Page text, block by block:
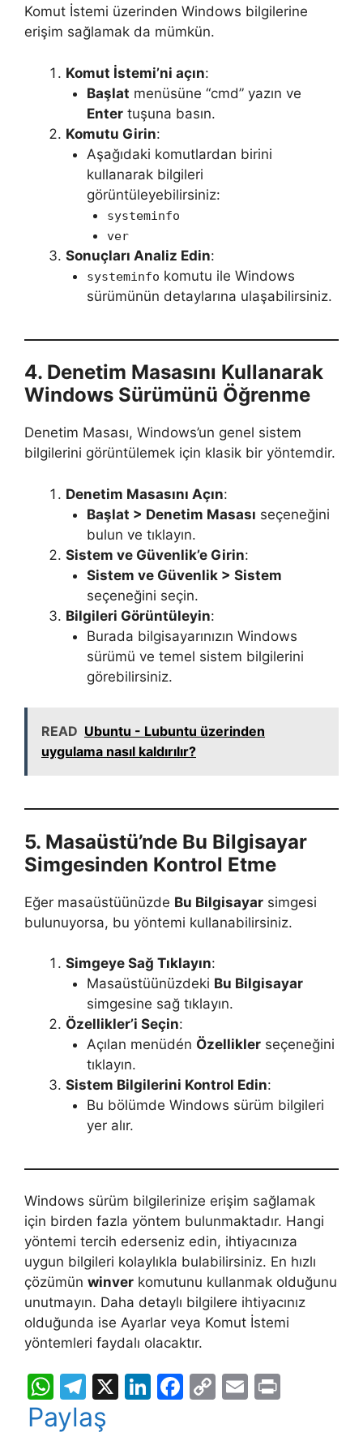
Komut İstemi üzerinden Windows bilgilerine
erişim sağlamak da mümkün.
Komut İstemi’ni açın:
Başlat menüsüne “cmd” yazın ve
Entertuşuna basın.
Komutu Girin:
Aşağıdaki komutlardan birini
kullanarak bilgileri
görüntüleyebilirsiniz:
systeminfo
ver
Sonuçları Analiz Edin:
systeminfo komutu ile Windows
sürümünün detaylarına ulaşabilirsiniz.
4. Denetim Masasını Kullanarak
Windows Sürümünü Öğrenme
Denetim Masası, Windows’un genel sistem
bilgilerini görüntülemek için klasik bir yöntemdir.
Denetim Masasını Açın:
Başlat > Denetim Masası seçeneğini
bulun ve tıklayın.
Sistem ve Güvenlik’e Girin:
Sistem ve Güvenlik > Sistem
seçeneğini seçin.
Bilgileri Görüntüleyin:
Burada bilgisayarınızın Windows
sürümü ve temel sistem bilgilerini
görebilirsiniz.
READ Ubuntu - Lubuntu üzerinden
uygulama nasıl kaldırılır?
5. Masaüstü’nde Bu Bilgisayar
Simgesinden Kontrol Etme
Eğer masaüstüü̈nü̈zde Bu Bilgisayar simgesi
bulunuyorsa, bu yöntemi kullanabilirsiniz.
Simgeye Sağ Tıklayın:
Masaüstüü̈nü̈zdeki Bu Bilgisayar
simgesine sağ tıklayın.
Özellikler’i Seçin:
Açılan menüdén Özelliklerseçeneğini
tıklayın.
Sistem Bilgilerini Kontrol Edin:
Bu bölümde Windows sürüm bilgileri
yer alır.
Windows sürüm bilgilerinize erişim sağlamak
için birden fazla yöntem bulunmaktadır. Hangi
yöntemi tercih ederseniz edin, ihtiyacınıza
uygun bilgileri kolaylıkla bulabilirsiniz. En hızlı
çözümün winver komutunu kullanmak olduğunu
unutmayın. Daha detaylı bilgilere ihtiyacınız
olduğunda ise Ayarlar veya Komut İstemi
yöntemleri faydalı olacaktır.
W
h
at
T
el
e
X
Li F
C
E
Paylaş